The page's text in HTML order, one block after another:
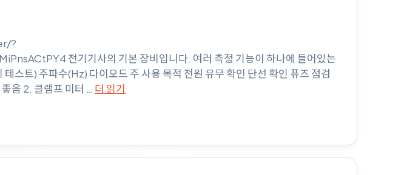
?
전기기사의 기본 장비입니다. 여러 측정 기능이 하나에 들어있는
스트) 주파수(Hz) 다이오드 주 사용 목적 전원 유무 확인 단선 확인 퓨즈 점검
음 2. 클램프 미터 … 더 읽기